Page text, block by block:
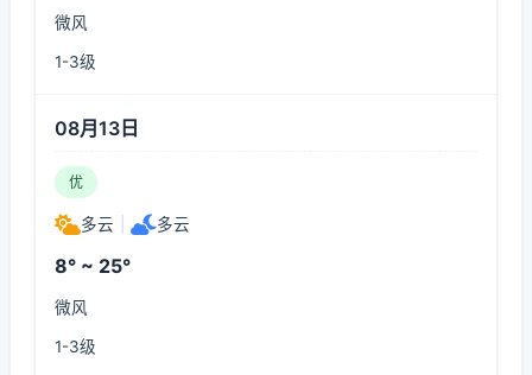
微风
1-3级
08月13日
优
多云 多云
8° ~ 25°
微风
1-3级